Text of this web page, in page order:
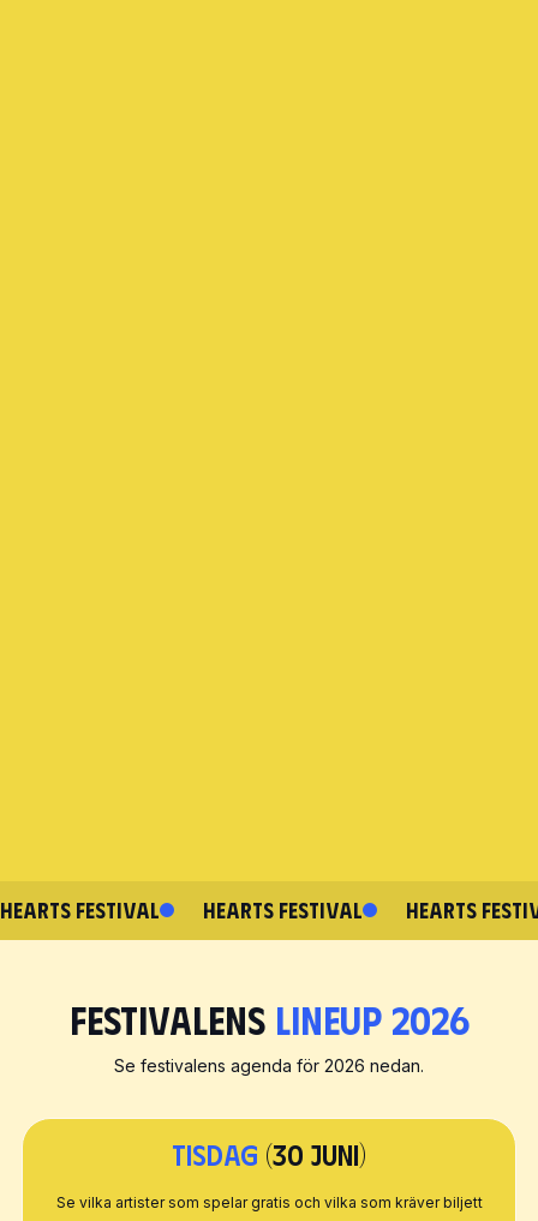
HEARTS FESTIVAL HEARTS FESTIVAL HEARTS
Festivalens Lineup 2026
Se festivalens agenda för 2026 nedan.
Tisdag (30 juni)
Se vilka artister som spelar gratis och vilka som kräver biljett